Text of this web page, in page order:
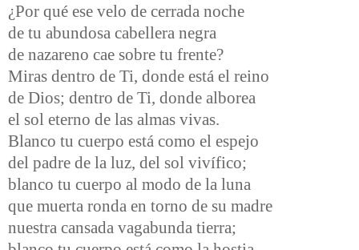
¿Por qué ese velo de cerrada noche
de tu abundosa cabellera negra
de nazareno cae sobre tu frente?
Miras dentro de Ti, donde está el reino
de Dios; dentro de Ti, donde alborea
el sol eterno de las almas vivas.
Blanco tu cuerpo está como el espejo
del padre de la luz, del sol vivífico;
blanco tu cuerpo al modo de la luna
que muerta ronda en torno de su madre
nuestra cansada vagabunda tierra;